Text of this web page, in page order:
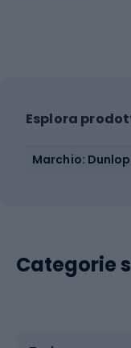
Esplora
Marchio: Dunlop
Categorie